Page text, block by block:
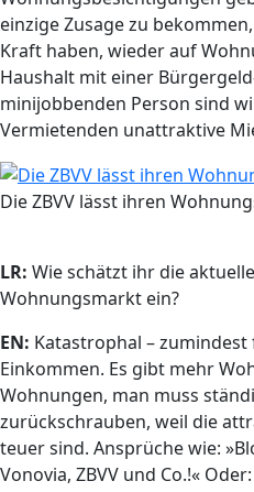
einzige Zusage zu
Kraft haben, wieder auf
Haushalt mit einer
minijobbenden Person sind
Vermietenden unattraktive
Die ZBVV lässt ihren
LR: Wie schätzt ihr die
Wohnungsmarkt ein?
EN: Katastrophal –
Einkommen. Es gibt mehr
Wohnungen, man muss
zurückschrauben, weil die
teuer sind. Ansprüche wie:
Vonovia, ZBVV und Co.!«